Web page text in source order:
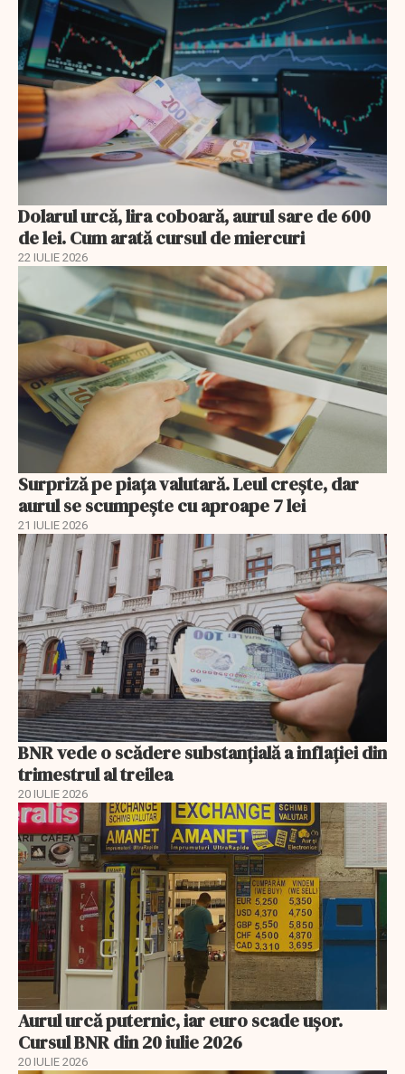
Dolarul urcă, lira coboară, aurul sare de 600
de lei. Cum arată cursul de miercuri
22 IULIE 2026
Surpriză pe piața valutară. Leul crește, dar
aurul se scumpește cu aproape 7 lei
21 IULIE 2026
BNR vede o scădere substanţială a inflaţiei din
trimestrul al treilea
20 IULIE 2026
Aurul urcă puternic, iar euro scade ușor.
Cursul BNR din 20 iulie 2026
20 IULIE 2026